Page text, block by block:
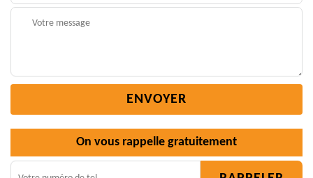
On vous rappelle gratuitement